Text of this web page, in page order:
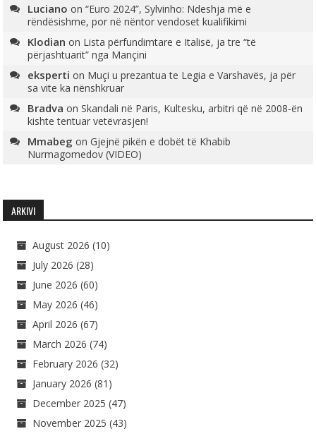
Luciano on“Euro 2024”, Sylvinho: Ndeshja më e
rëndësishme, por në nëntor vendoset kualifikimi
Klodian on Lista përfundimtare e Italisë, ja tre “të
përjashtuarit” nga Mançini
eksperti on Muçi u prezantua te Legia e Varshavës, ja për
sa vite ka nënshkruar
Bradva onSkandali në Paris, Kultesku, arbitri që në 2008-ën
kishte tentuar vetëvrasjen!
Mmabeg onGjejnë pikën e dobët të Khabib
Nurmagomedov (VIDEO)
ARKIVI
August 2026 (10)
July 2026 (28)
June 2026 (60)
May 2026 (46)
April 2026 (67)
March 2026 (74)
February 2026 (32)
January 2026 (81)
December 2025 (47)
November 2025 (43)